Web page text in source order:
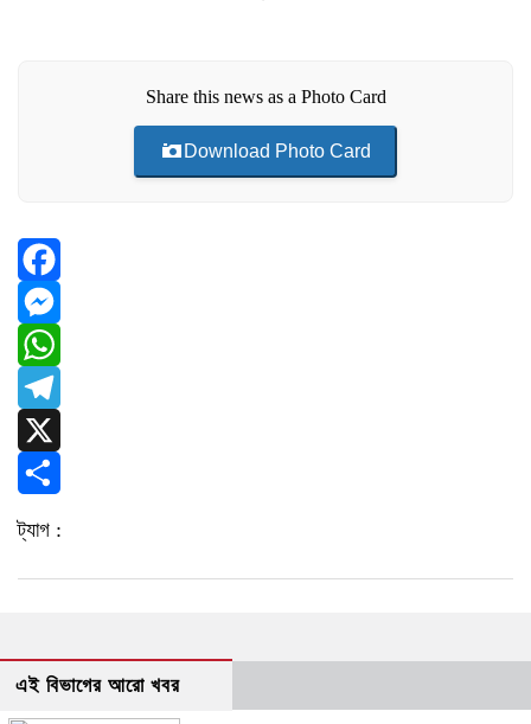
Share this news as a Photo Card
Download Photo Card
Facebook
Messenger
WhatsApp
Telegram
X
Share
ট্যাগ :
এই বিভাগের আরো খবর